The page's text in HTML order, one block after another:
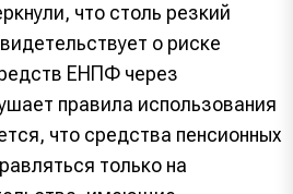
что столь резкий
о риске
ЕНПФ через
правила использования
что средства пенсионных
только на